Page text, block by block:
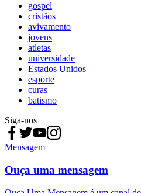
gospel
cristãos
avivamento
jovens
atletas
universidade
Estados Unidos
esporte
curas
batismo
Siga-nos
Mensagem
Ouça uma mensagem